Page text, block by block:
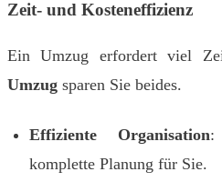
Zeit- und Kosteneffizienz
Ein Umzug erfordert viel
Umzug sparen Sie beides.
Effiziente Organisation:
komplette Planung für Sie.